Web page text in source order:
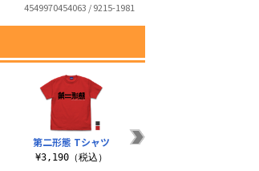
4549970454063 / 9215-1981
第二形態 Tシャツ
¥3,190（税込）